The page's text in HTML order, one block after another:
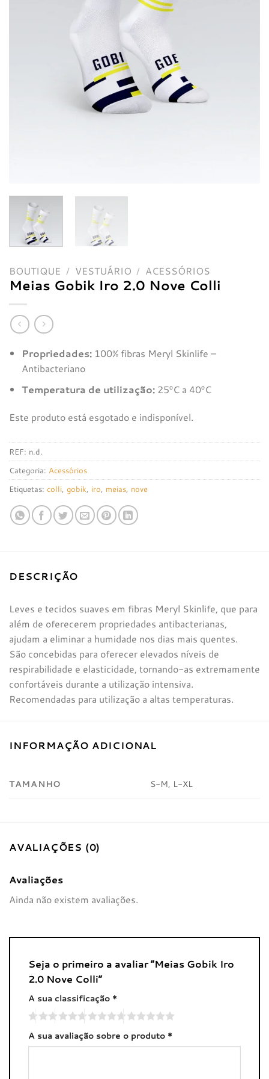
BOUTIQUE / VESTUÁRIO / ACESSÓRIOS
Meias Gobik Iro 2.0 Nove Colli
Propriedades:100% fibras Meryl Skinlife –
Antibacteriano
Temperatura de utilização:25ºC a 40ºC
Este produto está esgotado e indisponível.
REF: n.d.
Categoria: Acessórios
Etiquetas: colli, gobik, iro, meias, nove
DESCRIÇÃO
Leves e tecidos suaves em fibras Meryl Skinlife, que para
além de oferecerem propriedades antibacterianas,
ajudam a eliminar a humidade nos dias mais quentes.
São concebidas para oferecer elevados níveis de
respirabilidade e elasticidade, tornando-as extremamente
confortáveis durante a utilização intensiva.
Recomendadas para utilização a altas temperaturas.
INFORMAÇÃO ADICIONAL
TAMANHO S-M, L-XL
AVALIAÇÕES (0)
Avaliações
Ainda não existem avaliações.
Seja o primeiro a avaliar “Meias Gobik Iro
2.0 Nove Colli”
A sua classificação *
A sua avaliação sobre o produto *